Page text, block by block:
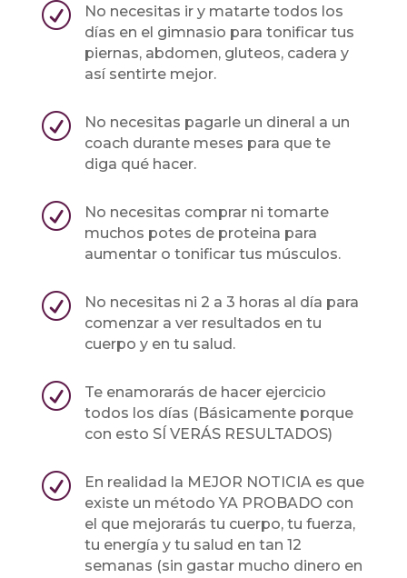
R
No necesitas ir y matarte todos los
días en el gimnasio para tonificar tus
piernas, abdomen, gluteos, cadera y
así sentirte mejor.
R
No necesitas pagarle un dineral a un
coach durante meses para que te
diga qué hacer.
R
No necesitas comprar ni tomarte
muchos potes de proteina para
aumentar o tonificar tus músculos.
R
No necesitas ni 2 a 3 horas al día para
comenzar a ver resultados en tu
cuerpo y en tu salud.
R
Te enamorarás de hacer ejercicio
todos los días (Básicamente porque
con esto SÍ VERÁS RESULTADOS)
R
En realidad la MEJOR NOTICIA es que
existe un método YA PROBADO con
el que mejorarás tu cuerpo, tu fuerza,
tu energía y tu salud en tan 12
semanas (sin gastar mucho dinero en